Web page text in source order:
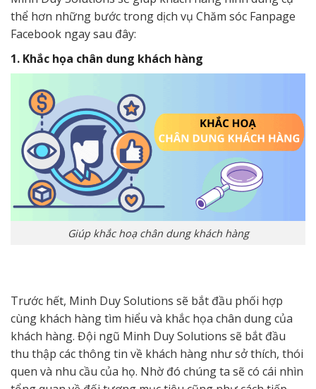
thể hơn những bước trong dịch vụ Chăm sóc Fanpage
Facebook ngay sau đây:
1. Khắc họa chân dung khách hàng
Giúp khắc hoạ chân dung khách hàng
Trước hết, Minh Duy Solutions sẽ bắt đầu phối hợp
cùng khách hàng tìm hiểu và khắc họa chân dung của
khách hàng. Đội ngũ Minh Duy Solutions sẽ bắt đầu
thu thập các thông tin về khách hàng như sở thích, thói
quen và nhu cầu của họ. Nhờ đó chúng ta sẽ có cái nhìn